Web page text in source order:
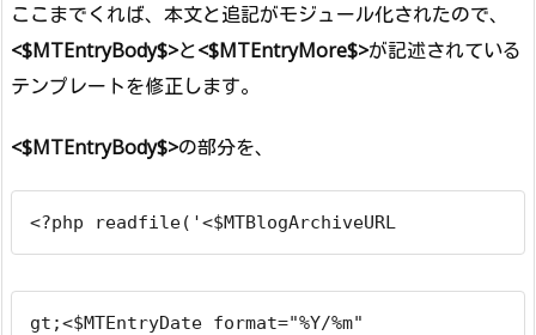
ここまでくれば、本文と追記がモジュール化されたので、
<$MTEntryBody$>と<$MTEntryMore$>が記述されている
テンプレートを修正します。
<$MTEntryBody$>の部分を、
<?php readfile('<$MTBlogArchiveURL
gt;<$MTEntryDate format="%Y/%m"